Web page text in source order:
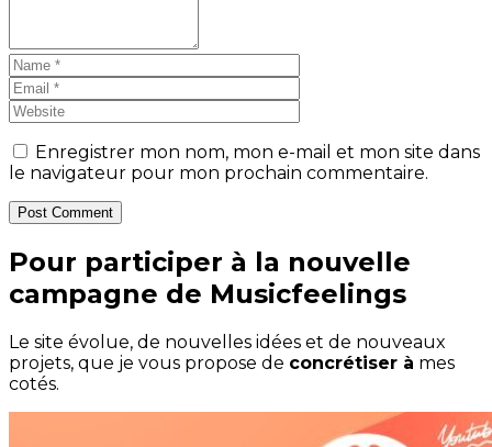
Enregistrer mon nom, mon e-mail et mon site dans
le navigateur pour mon prochain commentaire.
Post Comment
Pour participer à la nouvelle
campagne de Musicfeelings
Le site évolue, de nouvelles idées et de nouveaux
projets, que je vous propose de concrétiser à mes
cotés.